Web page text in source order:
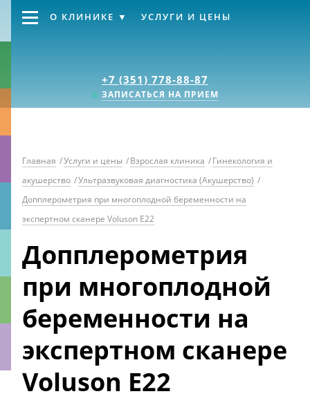
+7 (351) 778-88-87
ЗАПИСАТЬСЯ НА ПРИЕМ
О КЛИНИКЕ УСЛУГИ И ЦЕНЫ
Главная /Услуги и цены /Взрослая клиника /Гинекология и
акушерство /Ультразвуковая диагностика (Акушерство) /
Допплерометрия при многоплодной беременности на
экспертном сканере Voluson E22
Допплерометрия
при многоплодной
беременности на
экспертном сканере
Voluson E22